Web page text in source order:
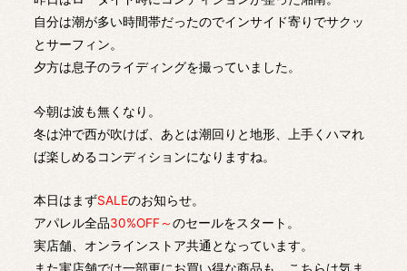
自分は潮が多い時間帯だったのでインサイド寄りでサクッ
とサーフィン。
夕方は息子のライディングを撮っていました。
今朝は波も無くなり。
冬は沖で西が吹けば、あとは潮回りと地形、上手くハマれ
ば楽しめるコンディションになりますね。
本日はまずSALEのお知らせ。
アパレル全品30%OFF～のセールをスタート。
実店舗、オンラインストア共通となっています。